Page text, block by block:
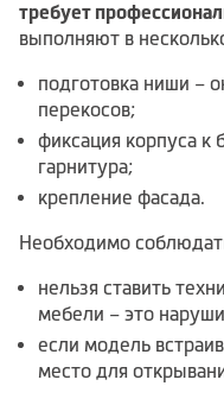
требует
выполняют в
подготовка ниши –
перекосов;
фиксация корпуса к
гарнитура;
крепление фасада.
Необходимо
нельзя ставить
мебели – это
если модель
место для